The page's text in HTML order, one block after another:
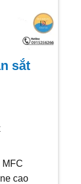
sắt
MFC
cao